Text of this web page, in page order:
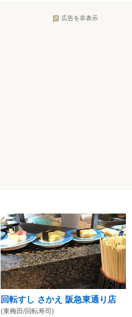
広告を非表示
回転すし さかえ 阪急東通り店
(東梅田/回転寿司)